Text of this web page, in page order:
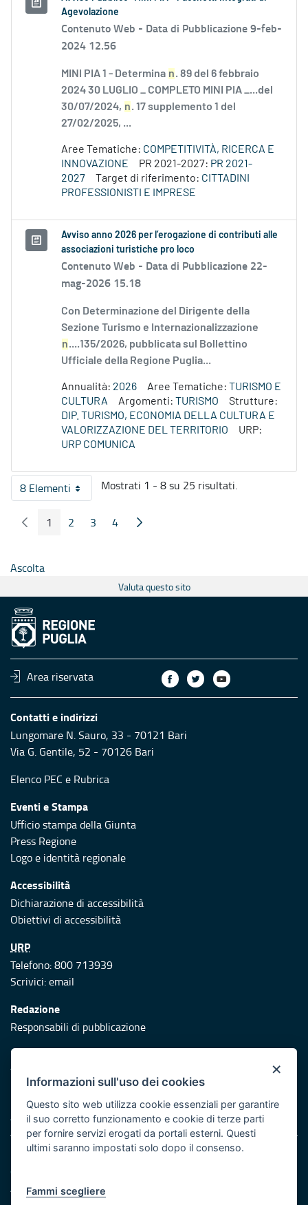
Agevolazione
Contenuto Web - Data di Pubblicazione 9-feb-
2024 12.56
MINI PIA 1 - Determina n. 89 del 6 febbraio
2024 30 LUGLIO _ COMPLETO MINI PIA _...del
30/07/2024, n. 17 supplemento 1 del
27/02/2025, ...
Aree Tematiche: COMPETITIVITÀ, RICERCA E
INNOVAZIONE
PR 2021-2027: PR 2021-
2027
Target di riferimento: CITTADINI
PROFESSIONISTI E IMPRESE
Avviso anno 2026 per l’erogazione di contributi alle
associazioni turistiche pro loco
Contenuto Web - Data di Pubblicazione 22-
mag-2026 15.18
Con Determinazione del Dirigente della
Sezione Turismo e Internazionalizzazione
n....135/2026, pubblicata sul Bollettino
Ufficiale della Regione Puglia...
Annualità: 2026 Aree Tematiche: TURISMO E
CULTURA
Argomenti: TURISMO
Strutture:
DIP. TURISMO, ECONOMIA DELLA CULTURA E
VALORIZZAZIONE DEL TERRITORIO
URP:
URP COMUNICA
8 ElementiPer pagina
Mostrati 1 - 8 su 25 risultati.
Pagina Precedente
Pagina
1 Pagina
2 Pagina
3 Pagina
4 Pagina Seguente
Ascolta
Valuta questo sito
Area riservata
Contatti e indirizzi
Lungomare N. Sauro, 33 - 70121 Bari
Via G. Gentile, 52 - 70126 Bari
Elenco PEC e Rubrica
Eventi e Stampa
Ufficio stampa della Giunta
Press Regione
Logo e identità regionale
Accessibilità
Dichiarazione di accessibilità
Obiettivi di accessibilità
URP
Telefono: 800 713939
Scrivici:email
Redazione
Responsabili di pubblicazione
Protezione civile
Vai al sito di Protezione Civile Puglia
Iniziativa finanziata con risorse del POR Puglia 2014/2020 -
Asse XI
Note legali
Cookie e privacy
Atti di notifica
×
Informazioni sull'uso dei cookies
Questo sito web utilizza cookie essenziali per garantire
il suo corretto funzionamento e cookie di terze parti
per fornire servizi erogati da portali esterni. Questi
ultimi saranno impostati solo dopo il consenso.
Fammi scegliere